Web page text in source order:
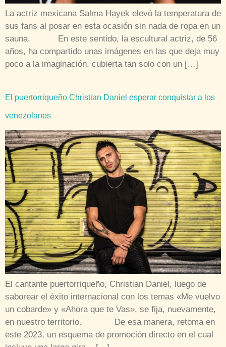
La actriz mexicana Salma Hayek elevó la temperatura de
sus fans al posar en esta ocasión sin nada de ropa en un
sauna. En este sentido, la escultural actriz, de 56
años, ha compartido unas imágenes en las que deja muy
poco a la imaginación, cubierta tan solo con un […]
El puertorriqueño Christian Daniel esperar conquistar a los
venezolanos
El cantante puertorriqueño, Christian Daniel, luego de
saborear el éxito internacional con los temas «Me vuelvo
un cobarde» y «Ahora que te Vas», se fija, nuevamente,
en nuestro territorio. De esa manera, retoma en
este 2023, un esquema de promoción directo en el cual